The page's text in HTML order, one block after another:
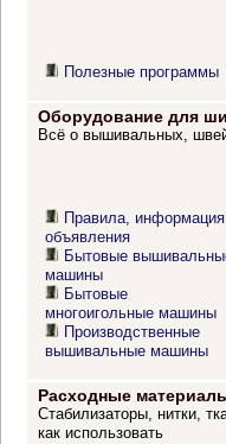
Полезные программы
Оборудование для
Всё о вышивальных,
Правила,
объявления
Бытовые
машины
Бытовые
многоигольные машины
Производственные
вышивальные машины
Расходные
Стабилизаторы, нитки,
как использовать